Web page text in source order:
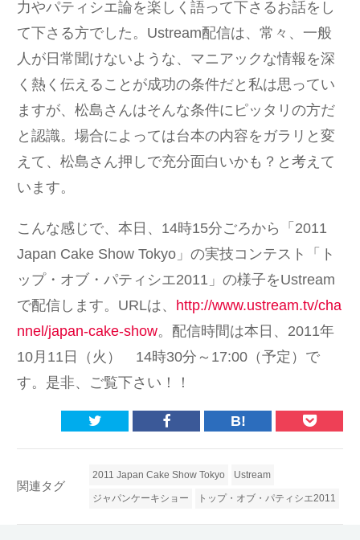
力やパティシエ論を楽しく語って下さるお話をし
て下さる方でした。Ustream配信は、常々、一般
人が日常聞けないような、マニアックな情報を深
く熱く伝えることが成功の条件だと私は思ってい
ますが、松島さんはそんな条件にピッタリの方だ
と認識。場合によっては台本の内容をガラリと変
えて、松島さん押しで充分面白いかも？と考えて
います。
こんな感じで、本日、14時15分ごろから「2011
Japan Cake Show Tokyo」の実技コンテスト「ト
ップ・オブ・パティシエ2011」の様子をUstream
で配信します。URLは、 http://www.ustream.tv/cha
nnel/japan-cake-show。配信時間は本日、2011年
10月11日（火） 14時30分～17:00（予定）で
す。是非、ご覧下さい！！
B!
関連タグ
2011 Japan Cake Show Tokyo Ustream
ジャパンケーキショー トップ・オブ・パティシエ2011